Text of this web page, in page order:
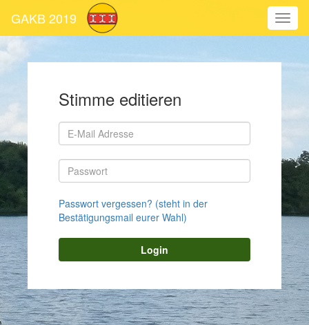
GAKB 2019
Stimme editieren
Passwort vergessen? (steht in der
Bestätigungsmail eurer Wahl)
Login